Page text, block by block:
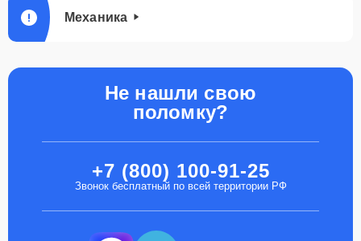
Механика
Не нашли свою
поломку?
+7 (800) 100-91-25
Звонок бесплатный по всей территории РФ